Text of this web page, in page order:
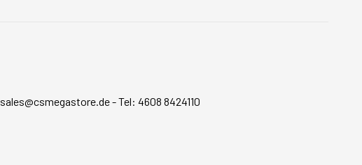
sales@csmegastore.de-Tel: 4608 8424110